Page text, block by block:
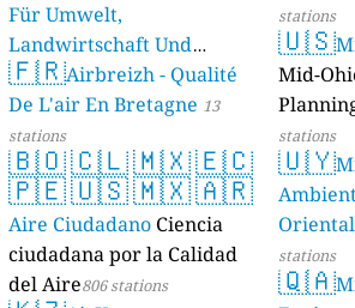
Für Umwelt,
Landwirtschaft Und
Geologie) 50 stations
🇫🇷Airbreizh - Qualité
De L'air En Bretagne 13
stations
🇧🇴🇨🇱🇲🇽🇪🇨
🇵🇪🇺🇸🇲🇽🇦🇷
Aire Ciudadano Ciencia
ciudadana por la Calidad
del Aire806 stations
stations
🇺🇸
Mid-
stations
🇺🇾
stations
🇶🇦